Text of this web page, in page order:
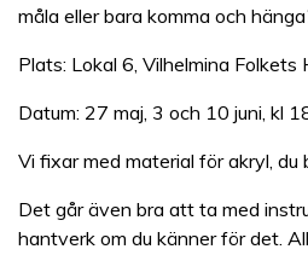
måla eller bara komma och
Plats: Lokal 6, Vilhelmina Folkets
Datum: 27 maj, 3 och 10 juni, kl
Vi fixar med material för akryl, du
Det går även bra att ta med
hantverk om du känner för det.